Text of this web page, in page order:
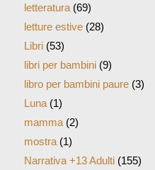
letteratura(69)
letture estive(28)
Libri(53)
libri per bambini(9)
libro per bambini paure(3)
Luna(1)
mamma(2)
mostra(1)
Narrativa +13 Adulti(155)